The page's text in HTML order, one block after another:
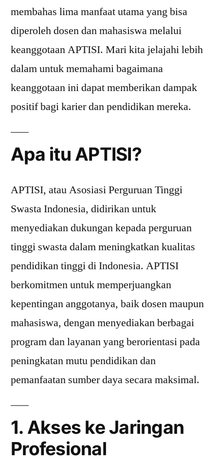
membahas lima manfaat utama yang bisa
diperoleh dosen dan mahasiswa melalui
keanggotaan APTISI. Mari kita jelajahi lebih
dalam untuk memahami bagaimana
keanggotaan ini dapat memberikan dampak
positif bagi karier dan pendidikan mereka.
Apa itu APTISI?
APTISI, atau Asosiasi Perguruan Tinggi
Swasta Indonesia, didirikan untuk
menyediakan dukungan kepada perguruan
tinggi swasta dalam meningkatkan kualitas
pendidikan tinggi di Indonesia. APTISI
berkomitmen untuk memperjuangkan
kepentingan anggotanya, baik dosen maupun
mahasiswa, dengan menyediakan berbagai
program dan layanan yang berorientasi pada
peningkatan mutu pendidikan dan
pemanfaatan sumber daya secara maksimal.
1. Akses ke Jaringan
Profesional